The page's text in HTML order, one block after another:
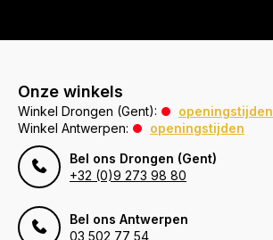
Onze winkels
Winkel Drongen (Gent):
openingstijden
Winkel Antwerpen:
openingstijden
Bel ons Drongen (Gent)
+32 (0)9 273 98 80
Bel ons Antwerpen
03 502 77 54